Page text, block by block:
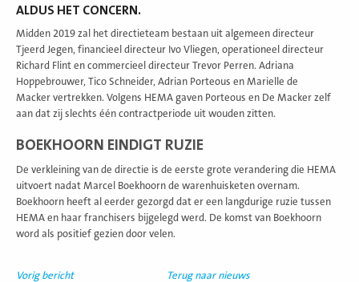
ALDUS HET CONCERN.
Midden 2019 zal het directieteam bestaan uit algemeen directeur
Tjeerd Jegen, financieel directeur Ivo Vliegen, operationeel directeur
Richard Flint en commercieel directeur Trevor Perren. Adriana
Hoppebrouwer, Tico Schneider, Adrian Porteous en Marielle de
Macker vertrekken. Volgens HEMA gaven Porteous en De Macker zelf
aan dat zij slechts één contractperiode uit wouden zitten.
BOEKHOORN EINDIGT RUZIE
De verkleining van de directie is de eerste grote verandering die HEMA
uitvoert nadat Marcel Boekhoorn de warenhuisketen overnam.
Boekhoorn heeft al eerder gezorgd dat er een langdurige ruzie tussen
HEMA en haar franchisers bijgelegd werd. De komst van Boekhoorn
word als positief gezien door velen.
Vorig bericht Terug naar nieuws